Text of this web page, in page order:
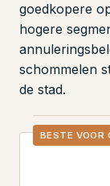
goedkopere
hogere
schommelen
de stad.
BESTE VOOR